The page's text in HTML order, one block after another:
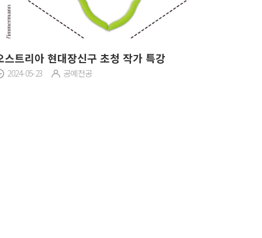
스트리아 현대장신구 초청 작가 특강
2024-05-23 공예전공